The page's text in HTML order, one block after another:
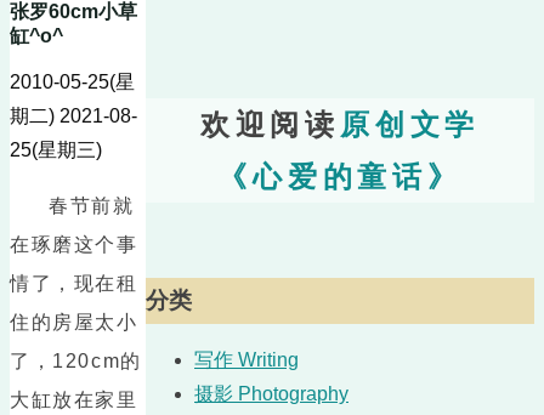
张罗60cm小草
缸^o^
2010-05-25(星
期二) 2021-08-
25(星期三)
春节前就
在琢磨这个事
情了，现在租
住的房屋太小
了，120cm的
大缸放在家里
欢迎阅读 原创文学
《心爱的童话》
分类
写作 Writing
摄影 Photography